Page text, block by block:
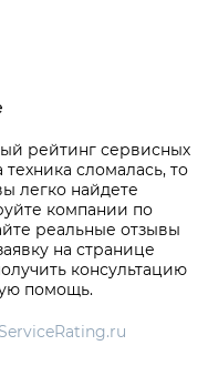
рейтинг сервисных
сломалась, то
легко найдете
компании по
реальные отзывы
на странице
консультацию
помощь.